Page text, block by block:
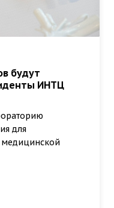
будут
ИНТЦ
для